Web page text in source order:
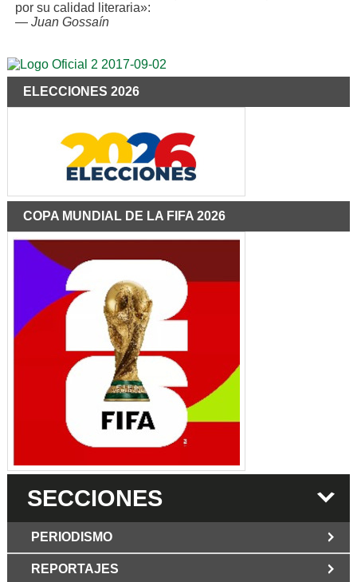
por su calidad literaria»:
— Juan Gossaín
ELECCIONES 2026
COPA MUNDIAL DE LA FIFA 2026
SECCIONES
PERIODISMO
REPORTAJES